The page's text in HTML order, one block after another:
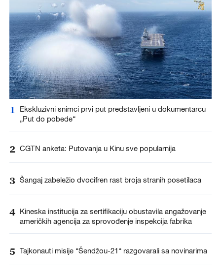
1
Ekskluzivni snimci prvi put predstavljeni u dokumentarcu
„Put do pobede“
2 CGTN anketa: Putovanja u Kinu sve popularnija
3 Šangaj zabeležio dvocifren rast broja stranih posetilaca
4 Kineska institucija za sertifikaciju obustavila angažovanje
američkih agencija za sprovođenje inspekcija fabrika
5 Tajkonauti misije “Šendžou-21“ razgovarali sa novinarima